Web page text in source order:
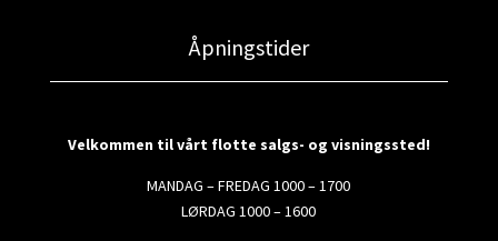
Åpningstider
Velkommen til vårt flotte salgs- og visningssted!
MANDAG – FREDAG 1000 – 1700
LØRDAG 1000 – 1600